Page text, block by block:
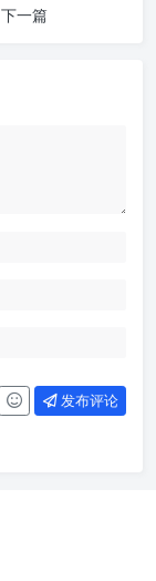
下一篇
发布评论